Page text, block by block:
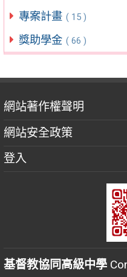
專案計畫 ( 15 )
獎助學金 ( 66 )
網站著作權聲明
網站安全政策
登入
基督教協同高級中學